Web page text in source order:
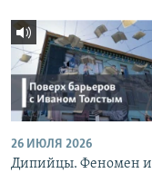
26 ИЮЛЯ 2026
Дипийцы. Феномен и